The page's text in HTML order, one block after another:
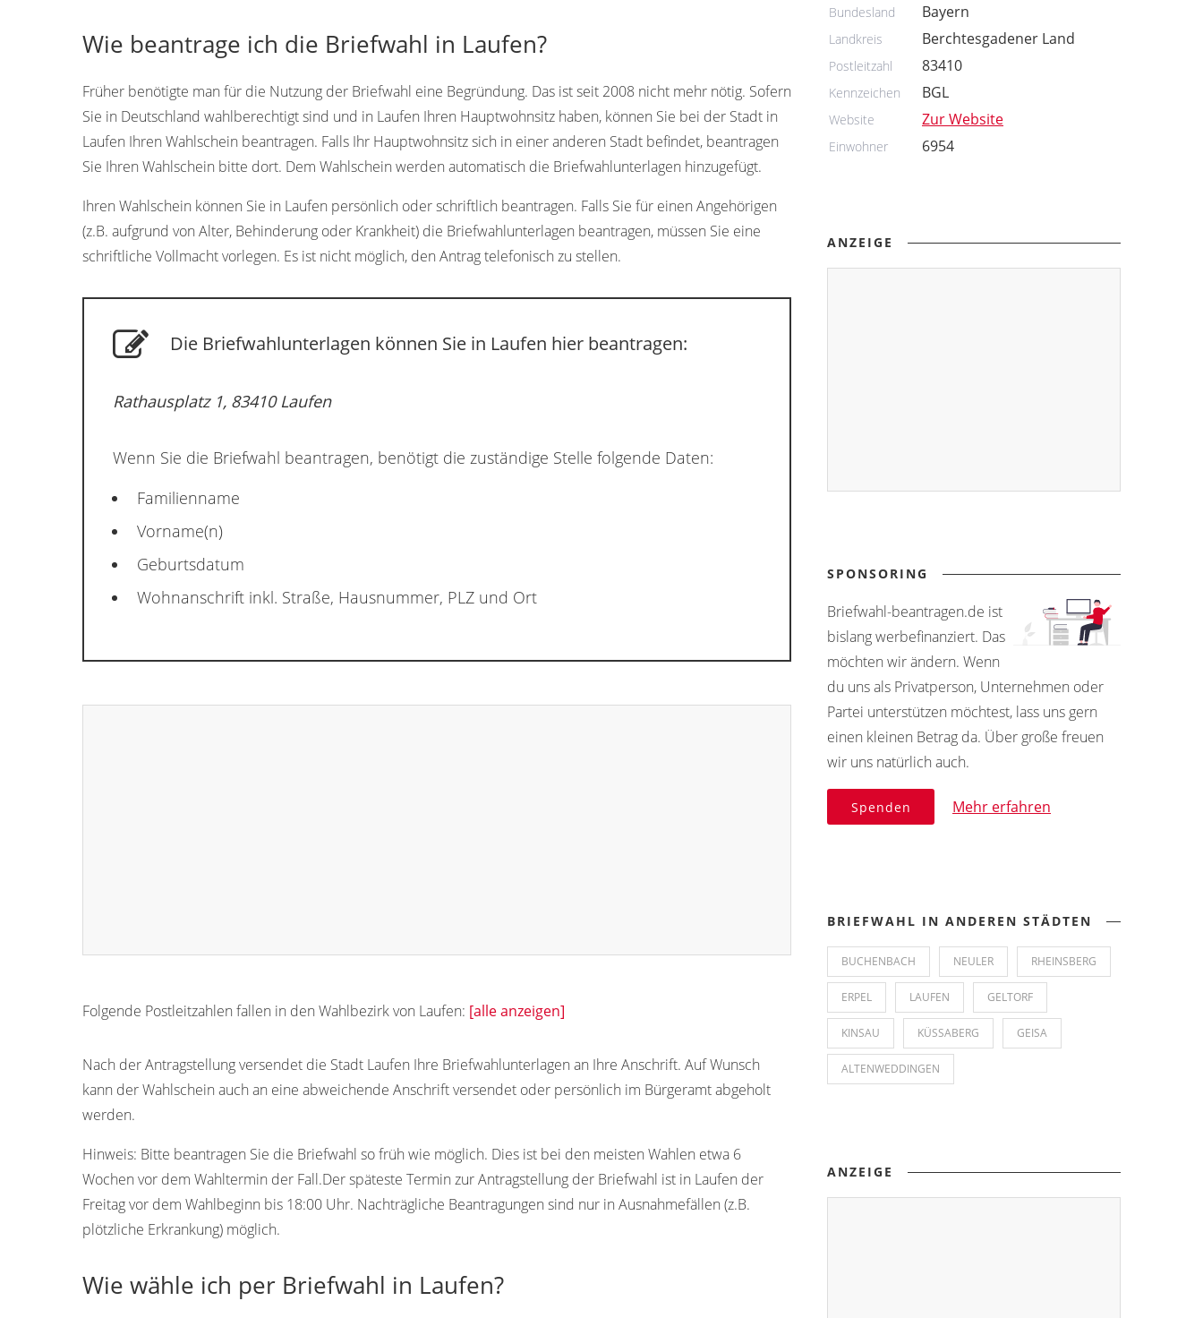
Wie beantrage ich die Briefwahl in Laufen?
Früher benötigte man für die Nutzung der Briefwahl eine Begründung. Das ist seit 2008 nicht mehr nötig. Sofern
Sie in Deutschland wahlberechtigt sind und in Laufen Ihren Hauptwohnsitz haben, können Sie bei der Stadt in
Laufen Ihren Wahlschein beantragen. Falls Ihr Hauptwohnsitz sich in einer anderen Stadt befindet, beantragen
Sie Ihren Wahlschein bitte dort. Dem Wahlschein werden automatisch die Briefwahlunterlagen hinzugefügt.
Ihren Wahlschein können Sie in Laufen persönlich oder schriftlich beantragen. Falls Sie für einen Angehörigen
(z.B. aufgrund von Alter, Behinderung oder Krankheit) die Briefwahlunterlagen beantragen, müssen Sie eine
schriftliche Vollmacht vorlegen. Es ist nicht möglich, den Antrag telefonisch zu stellen.
Die Briefwahlunterlagen können Sie in Laufen hier beantragen:
Rathausplatz 1, 83410 Laufen
Wenn Sie die Briefwahl beantragen, benötigt die zuständige Stelle folgende Daten:
Familienname
Vorname(n)
Geburtsdatum
Wohnanschrift inkl. Straße, Hausnummer, PLZ und Ort
Folgende Postleitzahlen fallen in den Wahlbezirk von Laufen: [alle anzeigen]
Nach der Antragstellung versendet die Stadt Laufen Ihre Briefwahlunterlagen an Ihre Anschrift. Auf Wunsch
kann der Wahlschein auch an eine abweichende Anschrift versendet oder persönlich im Bürgeramt abgeholt
werden.
Hinweis: Bitte beantragen Sie die Briefwahl so früh wie möglich. Dies ist bei den meisten Wahlen etwa 6
Wochen vor dem Wahltermin der Fall.Der späteste Termin zur Antragstellung der Briefwahl ist in Laufen der
Freitag vor dem Wahlbeginn bis 18:00 Uhr. Nachträgliche Beantragungen sind nur in Ausnahmefällen (z.B.
plötzliche Erkrankung) möglich.
Wie wähle ich per Briefwahl in Laufen?
Bundesland Bayern
Landkreis Berchtesgadener Land
Postleitzahl 83410
Kennzeichen BGL
Website Zur Website
Einwohner 6954
ANZEIGE
SPONSORING
Briefwahl-beantragen.de ist
bislang werbefinanziert. Das
möchten wir ändern. Wenn
du uns als Privatperson, Unternehmen oder
Partei unterstützen möchtest, lass uns gern
einen kleinen Betrag da. Über große freuen
wir uns natürlich auch.
Spenden Mehr erfahren
BRIEFWAHL IN ANDEREN STÄDTEN
BUCHENBACH NEULER RHEINSBERG
ERPEL LAUFEN GELTORF
KINSAU KÜSSABERG GEISA
ALTENWEDDINGEN
ANZEIGE